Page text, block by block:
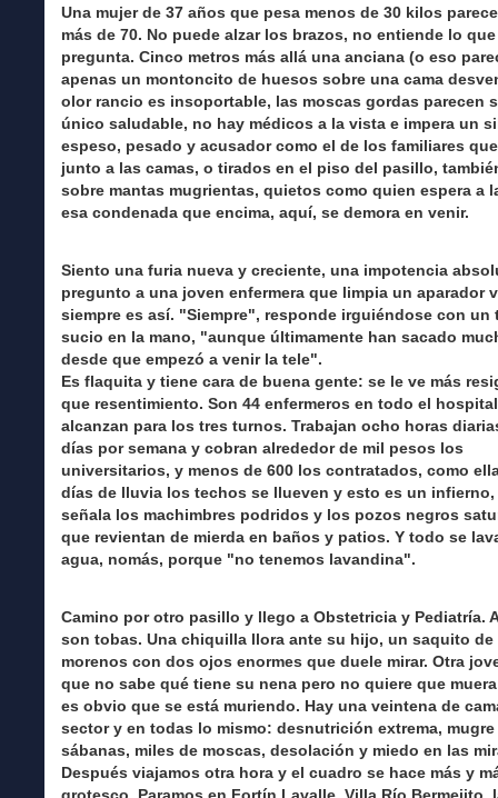
Una mujer de 37 años que pesa menos de 30 kilos
más de 70. No puede alzar los brazos, no entiende lo
pregunta. Cinco metros más allá una anciana (o eso
apenas un montoncito de huesos sobre una cama
olor rancio es insoportable, las moscas gordas parecen
único saludable, no hay médicos a la vista e impera un
espeso, pesado y acusador como el de los familiares
junto a las camas, o tirados en el piso del pasillo,
sobre mantas mugrientas, quietos como quien espera a
esa condenada que encima, aquí, se demora en venir.
Siento una furia nueva y creciente, una impotencia
pregunto a una joven enfermera que limpia un aparador
siempre es así. "Siempre", responde irguiéndose con un
sucio en la mano, "aunque últimamente han sacado
desde que empezó a venir la tele".
Es flaquita y tiene cara de buena gente: se le ve más
que resentimiento. Son 44 enfermeros en todo el
alcanzan para los tres turnos. Trabajan ocho horas
días por semana y cobran alrededor de mil pesos los
universitarios, y menos de 600 los contratados, como
días de lluvia los techos se llueven y esto es un
señala los machimbres podridos y los pozos negros
que revientan de mierda en baños y patios. Y todo se
agua, nomás, porque "no tenemos lavandina".
Camino por otro pasillo y llego a Obstetricia y Pediatría.
son tobas. Una chiquilla llora ante su hijo, un saquito de
morenos con dos ojos enormes que duele mirar. Otra
que no sabe qué tiene su nena pero no quiere que
es obvio que se está muriendo. Hay una veintena de
sector y en todas lo mismo: desnutrición extrema, mugre
sábanas, miles de moscas, desolación y miedo en las
Después viajamos otra hora y el cuadro se hace más y